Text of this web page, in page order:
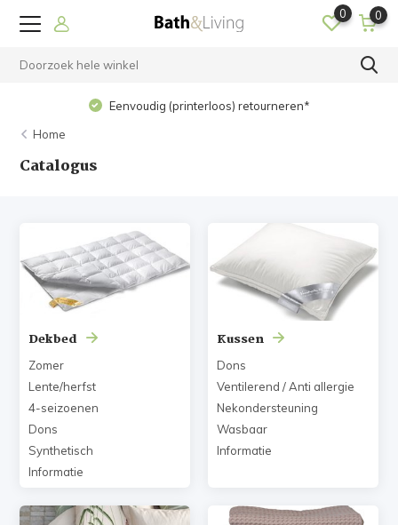
0 0
Eenvoudig (printerloos) retourneren*
Home
Catalogus
Dekbed
Zomer
Lente/herfst
4-seizoenen
Dons
Synthetisch
Informatie
Kussen
Dons
Ventilerend / Anti allergie
Nekondersteuning
Wasbaar
Informatie